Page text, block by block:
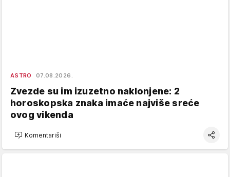
ASTRO 07.08.2026.
Zvezde su im izuzetno naklonjene: 2
horoskopska znaka imaće najviše sreće
ovog vikenda
Komentariši